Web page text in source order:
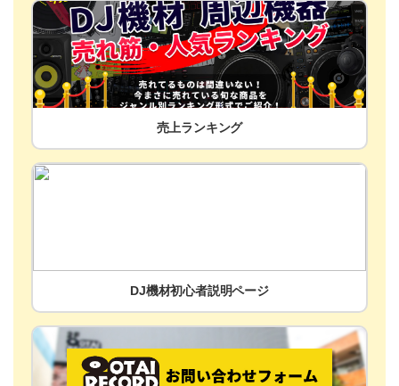
売上ランキング
DJ機材初心者説明ページ